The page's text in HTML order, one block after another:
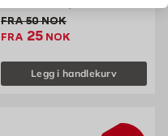
FRAGammel pris 50 NOK /stk
50NOK
FRA Ekstrapris 25 NOK /
25 NOK
Legg i handlekurv